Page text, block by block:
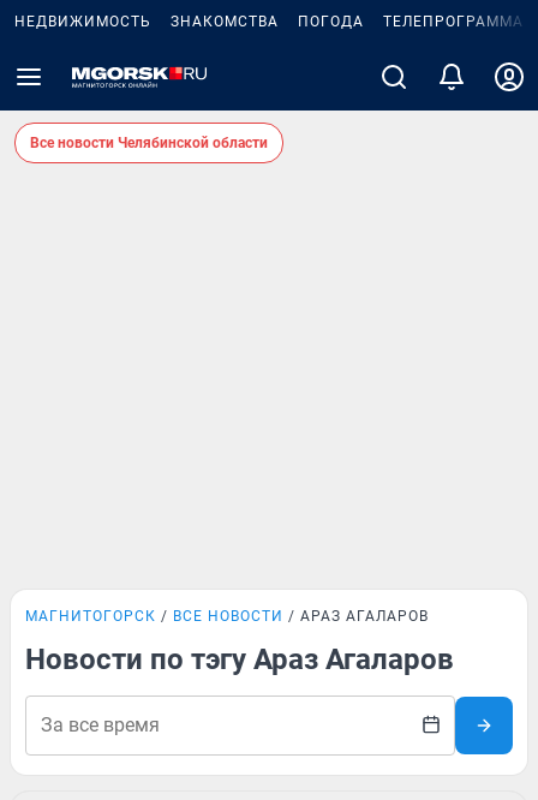
НЕДВИЖИМОСТЬ ЗНАКОМСТВА ПОГОДА ТЕЛЕПРОГРАММА
Все новости Челябинской области
МАГНИТОГОРСК ВСЕ НОВОСТИ АРАЗ АГАЛАРОВ
Новости по тэгу Араз Агаларов